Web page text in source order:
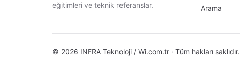
eğitimleri ve teknik referanslar.
Arama
© 2026 INFRA Teknoloji / Wi.com.tr · Tüm hakları saklıdır.